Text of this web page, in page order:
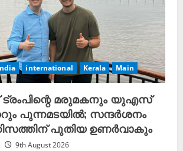
international Kerala Main
മരുമകനും യുഎസ്
പുന്നമടയിൽ; സന്ദർശനം
പുതിയ ഉണർവാകും
9th August 2026